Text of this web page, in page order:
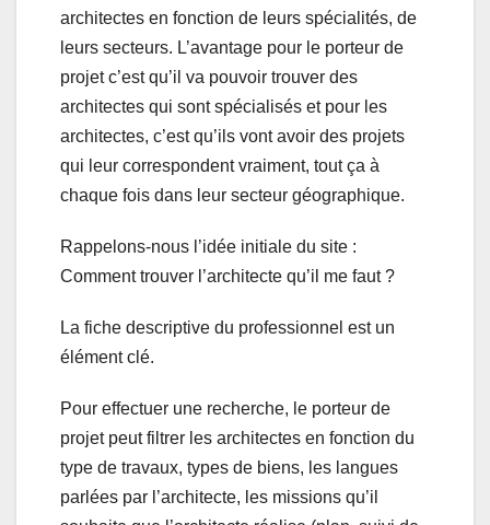
architectes en fonction de leurs spécialités, de
leurs secteurs. L’avantage pour le porteur de
projet c’est qu’il va pouvoir trouver des
architectes qui sont spécialisés et pour les
architectes, c’est qu’ils vont avoir des projets
qui leur correspondent vraiment, tout ça à
chaque fois dans leur secteur géographique.
Rappelons-nous l’idée initiale du site :
Comment trouver l’architecte qu’il me faut ?
La fiche descriptive du professionnel est un
élément clé.
Pour effectuer une recherche, le porteur de
projet peut filtrer les architectes en fonction du
type de travaux, types de biens, les langues
parlées par l’architecte, les missions qu’il